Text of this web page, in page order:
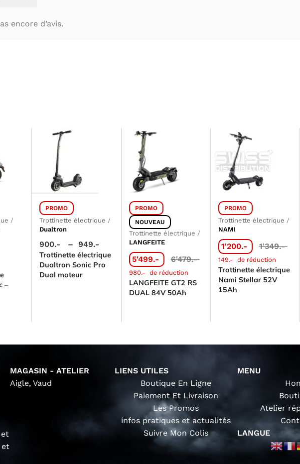
encore d’avis.
/
–
PROMO
Trottinette électrique /
Dualtron
900.- – 949.-
Trottinette électrique
Dualtron Sonic Pro
Dual moteur
PROMO
NOUVEAU
Trottinette électrique /
LANGFEITE
5'499.- 6'479.-
980.- de réduction
LANGFEITE GT2 RS
DUAL 84V 50Ah
PROMO
Trottinette électrique /
NAMI
1'200.- 1'349.-
149.- de réduction
Trottinette électrique
Nami Stellar 52V
15Ah
et
MAGASIN - ATELIER
Aigle, Vaud
LIENS UTILES
Boutique En Ligne
Paiement Et Livraison
Les Promos
infos pratiques et actualités
Suivre Mon Colis
MENU
Atelier
LANGUE